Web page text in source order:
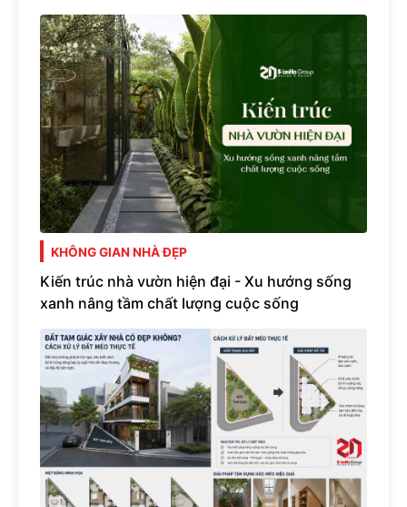
KHÔNG GIAN NHÀ ĐẸP
Kiến trúc nhà vườn hiện đại - Xu hướng sống
xanh nâng tầm chất lượng cuộc sống